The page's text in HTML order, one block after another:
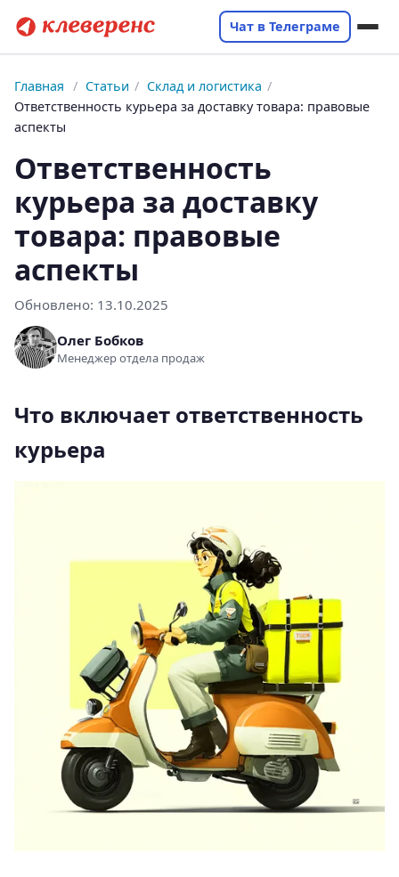
Чат в Телеграме
Главная / Статьи / Склад и логистика /
Ответственность курьера за доставку товара: правовые
аспекты
Ответственность
курьера за доставку
товара: правовые
аспекты
Обновлено: 13.10.2025
Олег Бобков
Менеджер отдела продаж
Что включает ответственность
курьера